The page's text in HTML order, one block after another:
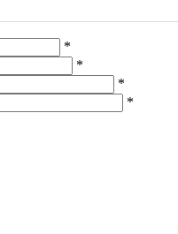
*
*
*
*